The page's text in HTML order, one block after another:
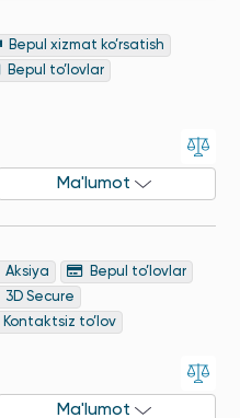
Bepul xizmat ko’rsatish
Bepul to’lovlar
Ma'lumot
Aksiya
Bepul to’lovlar
3D Secure
Kontaktsiz to’lov
Ma'lumot